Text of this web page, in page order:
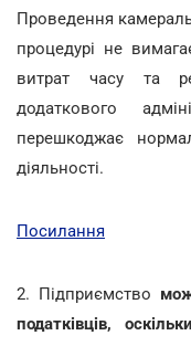
Проведення
процедурі не
витрат часу та
додаткового
перешкоджає
діяльності.
Посилання
2. Підприємство
податківців,